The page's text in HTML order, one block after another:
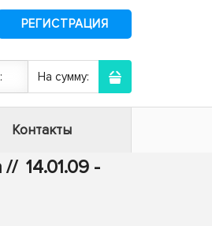
РЕГИСТРАЦИЯ
На сумму:
Контакты
// 14.01.09 -